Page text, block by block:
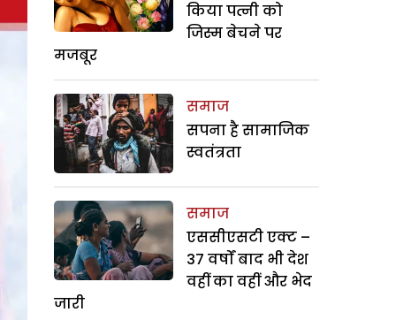
किया पत्नी को
जिस्म बेचने पर
मजबूर
समाज
सपना है सामाजिक
स्वतंत्रता
समाज
एससीएसटी एक्ट –
37 वर्षों बाद भी देश
वहीं का वहीं और भेद
जारी